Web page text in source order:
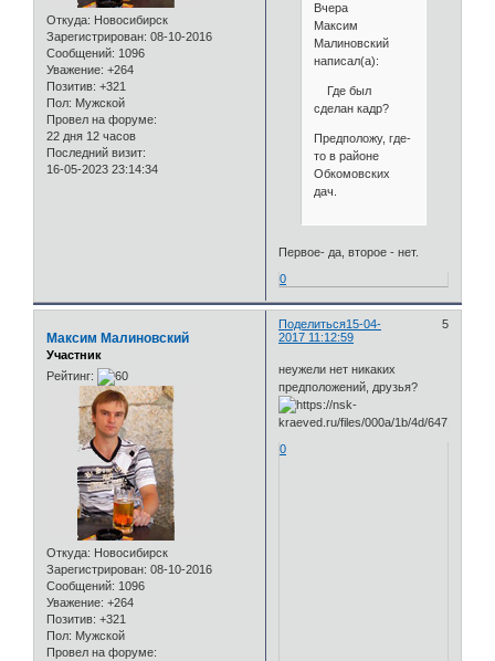
Откуда: Новосибирск
Зарегистрирован: 08-10-2016
Сообщений: 1096
Уважение: +264
Позитив: +321
Пол: Мужской
Провел на форуме:
22 дня 12 часов
Последний визит:
16-05-2023 23:14:34
Вчера
Максим
Малиновский
написал(а):
Где был
сделан кадр?
Предположу, где-
то в районе
Обкомовских
дач.
Первое- да, второе - нет.
0
Поделиться 5
15-04-
2017 11:12:59
Максим Малиновский
Участник
Рейтинг:
Откуда: Новосибирск
Зарегистрирован: 08-10-2016
Сообщений: 1096
Уважение: +264
Позитив: +321
Пол: Мужской
Провел на форуме:
неужели нет никаких
предположений, друзья?
0